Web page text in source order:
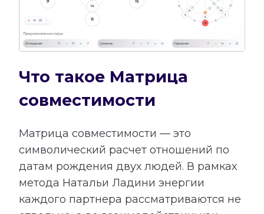
Что такое Матрица
совместимости
Матрица совместимости — это
символический расчет отношений по
датам рождения двух людей. В рамках
метода Натальи Ладини энергии
каждого партнера рассматриваются не